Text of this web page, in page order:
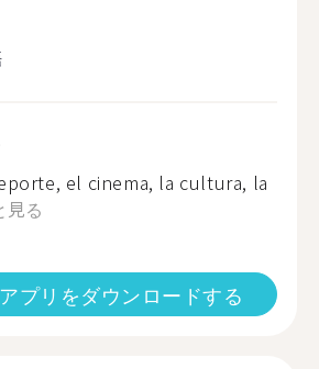
el cinema, la cultura, la
見る
アプリをダウンロードする